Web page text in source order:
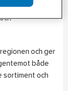
är också
och ger
både
sortiment och